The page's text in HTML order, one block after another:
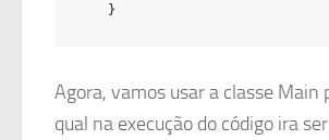
}
Agora, vamos usar a classe
qual na execução do código ira